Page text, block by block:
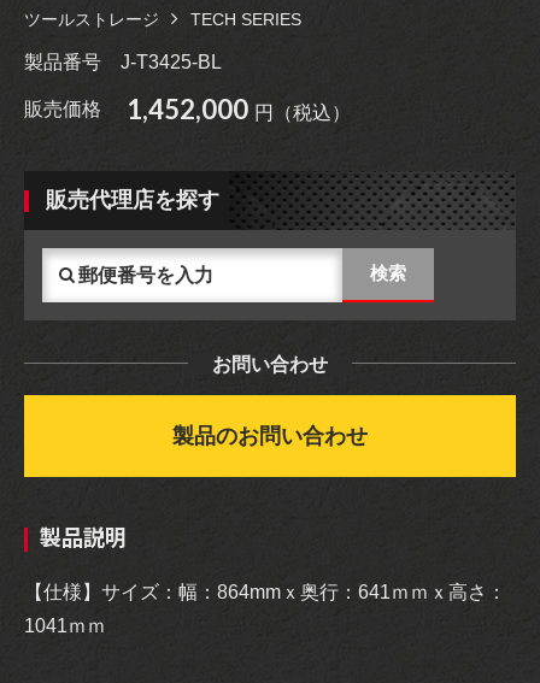
ツールストレージ TECH SERIES
製品番号 J-T3425-BL
販売価格 1,452,000 円（税込）
販売代理店を探す
お問い合わせ
製品のお問い合わせ
製品説明
【仕様】サイズ：幅：864mmｘ奥行：641ｍｍｘ高さ：
1041ｍｍ